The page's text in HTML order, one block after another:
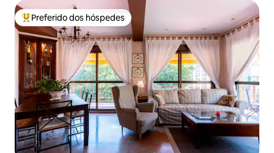
Entre os melhores preferidos dos hóspedes
Preferido dos hóspedes